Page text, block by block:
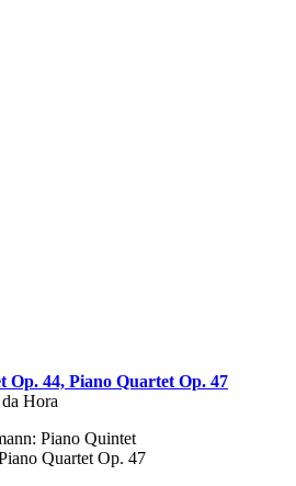
Op. 44, Piano Quartet Op. 47
Hora